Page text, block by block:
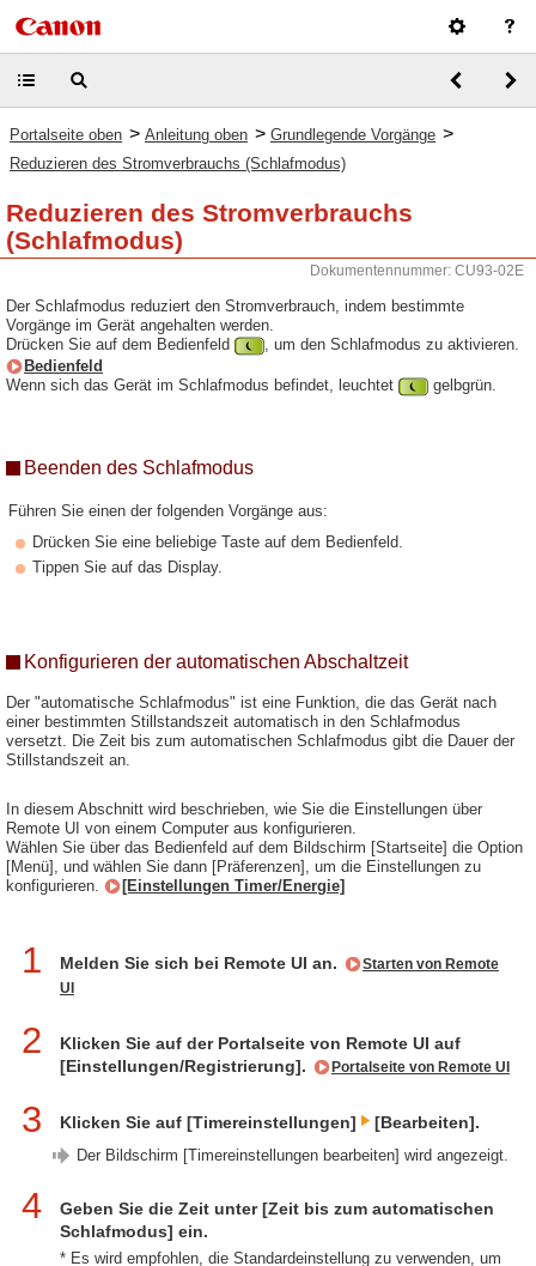
Portalseite oben > Anleitung oben > Grundlegende Vorgänge >
Reduzieren des Stromverbrauchs (Schlafmodus)
Reduzieren des Stromverbrauchs
(Schlafmodus)
Dokumentennummer: CU93-02E
Der Schlafmodus reduziert den Stromverbrauch, indem bestimmte
Vorgänge im Gerät angehalten werden.
Drücken Sie auf dem Bedienfeld
, um den Schlafmodus zu aktivieren.
Bedienfeld
Wenn sich das Gerät im Schlafmodus befindet, leuchtet
gelbgrün.
Beenden des Schlafmodus
Führen Sie einen der folgenden Vorgänge aus:
Drücken Sie eine beliebige Taste auf dem Bedienfeld.
Tippen Sie auf das Display.
Konfigurieren der automatischen Abschaltzeit
Der "automatische Schlafmodus" ist eine Funktion, die das Gerät nach
einer bestimmten Stillstandszeit automatisch in den Schlafmodus
versetzt. Die Zeit bis zum automatischen Schlafmodus gibt die Dauer der
Stillstandszeit an.
In diesem Abschnitt wird beschrieben, wie Sie die Einstellungen über
Remote UI von einem Computer aus konfigurieren.
Wählen Sie über das Bedienfeld auf dem Bildschirm [Startseite] die Option
[Menü], und wählen Sie dann [Präferenzen], um die Einstellungen zu
konfigurieren.
[Einstellungen Timer/Energie]
1 Melden Sie sich bei Remote UI an.
Starten von Remote
UI
2
Klicken Sie auf der Portalseite von Remote UI auf
[Einstellungen/Registrierung].
Portalseite von Remote UI
3 Klicken Sie auf [Timereinstellungen] [Bearbeiten].
Der Bildschirm [Timereinstellungen bearbeiten] wird angezeigt.
4
Geben Sie die Zeit unter [Zeit bis zum automatischen
Schlafmodus] ein.
* Es wird empfohlen, die Standardeinstellung zu verwenden, um